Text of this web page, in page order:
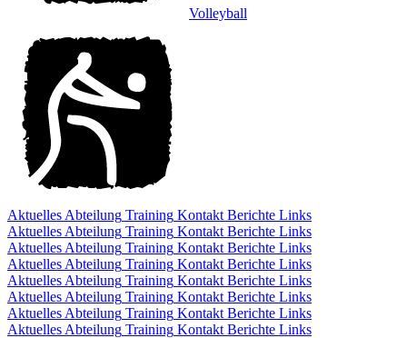
Volleyball
Aktuelles Abteilung Training Kontakt Berichte Links
Aktuelles Abteilung Training Kontakt Berichte Links
Aktuelles Abteilung Training Kontakt Berichte Links
Aktuelles Abteilung Training Kontakt Berichte Links
Aktuelles Abteilung Training Kontakt Berichte Links
Aktuelles Abteilung Training Kontakt Berichte Links
Aktuelles Abteilung Training Kontakt Berichte Links
Aktuelles Abteilung Training Kontakt Berichte Links